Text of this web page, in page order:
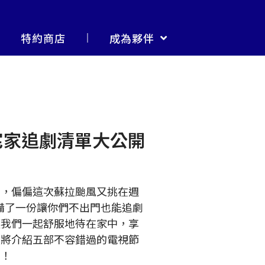
特約商店 成為夥伴
追劇清單大公開
偏偏這次蘇拉颱風又挑在週
一份讓你們不出門也能追劇
們一起舒服地待在家中，享
介紹五部不容錯過的電視節